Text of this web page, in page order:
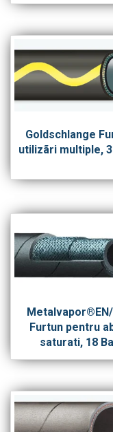
Goldschlange
utilizãri multiple,
Metalvapor®EN/
Furtun pentru
saturati, 18